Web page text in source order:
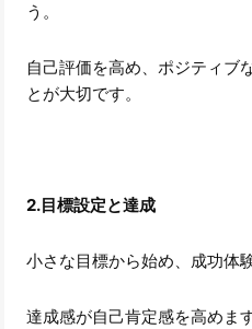
う。
自己評価を高め、ポジティブ
とが大切です。
2.目標設定と達成
小さな目標から始め、成功体
達成感が自己肯定感を高めます